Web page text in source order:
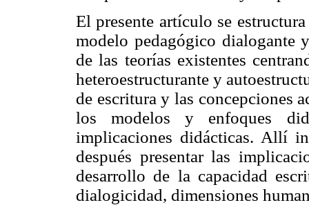
El presente artículo se
modelo pedagógico dialogante
de las teorías existentes
heteroestructurante y
de escritura y las concepciones
los modelos y enfoques
implicaciones didácticas. Allí
después presentar las
desarrollo de la capacidad
dialogicidad, dimensiones